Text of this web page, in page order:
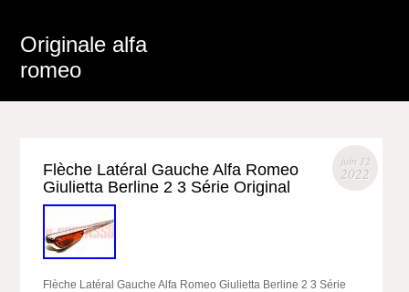
Originale alfa
romeo
juin 12
2022
Flèche Latéral Gauche Alfa Romeo
Giulietta Berline 2 3 Série Original
Flèche Latéral Gauche Alfa Romeo Giulietta Berline 2 3 Série